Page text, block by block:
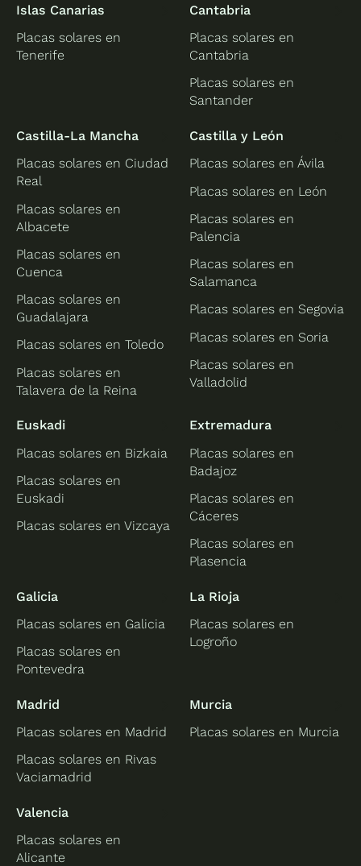
Islas Canarias
Placas solares en
Tenerife
Cantabria
Placas solares en
Cantabria
Placas solares en
Santander
Castilla-La Mancha
Placas solares en Ciudad
Real
Placas solares en
Albacete
Placas solares en
Cuenca
Placas solares en
Guadalajara
Placas solares en Toledo
Placas solares en
Talavera de la Reina
Castilla y León
Placas solares en Ávila
Placas solares en León
Placas solares en
Palencia
Placas solares en
Salamanca
Placas solares en Segovia
Placas solares en Soria
Placas solares en
Valladolid
Euskadi
Placas solares en Bizkaia
Placas solares en
Euskadi
Placas solares en Vizcaya
Extremadura
Placas solares en
Badajoz
Placas solares en
Cáceres
Placas solares en
Plasencia
Galicia
Placas solares en Galicia
Placas solares en
Pontevedra
La Rioja
Placas solares en
Logroño
Madrid
Placas solares en Madrid
Placas solares en Rivas
Vaciamadrid
Murcia
Placas solares en Murcia
Valencia
Placas solares en
Alicante